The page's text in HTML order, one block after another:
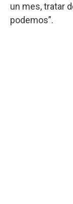
un mes, tratar
podemos”.